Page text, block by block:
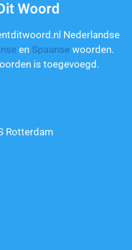
Woord
Nederlandse
en Spaanse woorden.
is toegevoegd.
Rotterdam